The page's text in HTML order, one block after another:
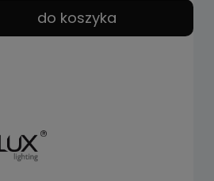
do koszyka